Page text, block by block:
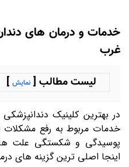
خدمات و درمان های
غرب
لیست مطالب [ نمایش ]
در بهترین کلینیک
خدمات مربوط به رفع مشکلات
پوسیدگی و شکستگی علت
اینجا اصلی ترین گزینه های